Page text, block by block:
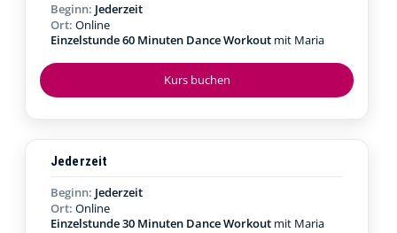
Kurs buchen
Beginn: Jederzeit
Ort: Online
Einzelstunde 60 Minuten Dance Workout mit Maria
Jederzeit
Beginn: Jederzeit
Ort: Online
Einzelstunde 30 Minuten Dance Workout mit Maria